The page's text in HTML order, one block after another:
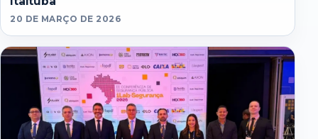
20 DE MARÇO DE 2026